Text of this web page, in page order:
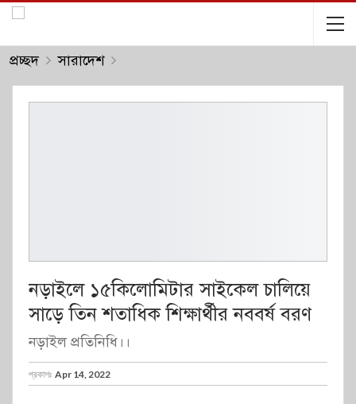
প্রচ্ছদ সারাদেশ
নড়াইলে ১৫কিলোমিটার সাইকেল চালিয়ে
সাড়ে তিন শতাধিক শিক্ষার্থীর নববর্ষ বরণ
নড়াইল প্রতিনিধি।।
প্রকাশঃ Apr 14, 2022